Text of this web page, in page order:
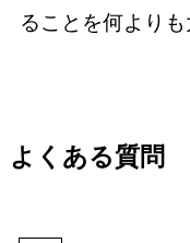
ることを何よりも
よくある質問